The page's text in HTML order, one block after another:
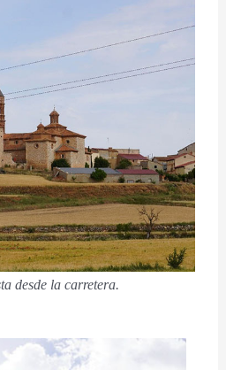
desde la carretera.